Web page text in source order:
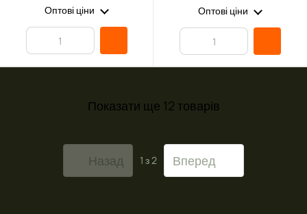
Оптові ціни
Оптові ціни
Показати ще 12 товарів
Назад 1 з 2 Вперед